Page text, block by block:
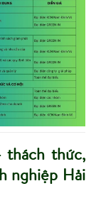
thách thức,
nghiệp Hải